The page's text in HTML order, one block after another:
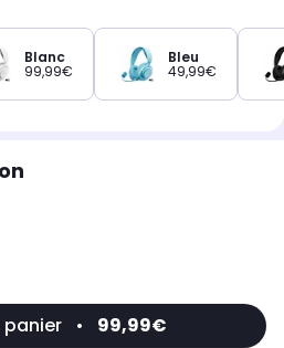
Blanc
99,99€
Bleu
49,99€
• 99,99€